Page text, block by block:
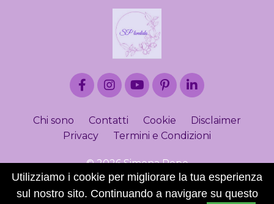
Chi sono Contatti Cookie
Disclaimer
Privacy
Termini e Condizioni
© 2026 Simona Pepe
Powered by Kajabi
Utilizziamo i cookie per migliorare la tua esperienza
sul nostro sito. Continuando a navigare su questo